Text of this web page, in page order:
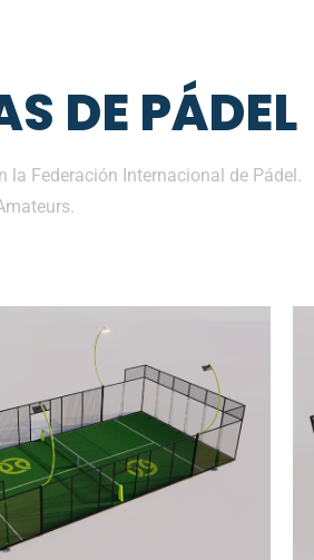
DE PÁDEL
Federación Internacional de Pádel.